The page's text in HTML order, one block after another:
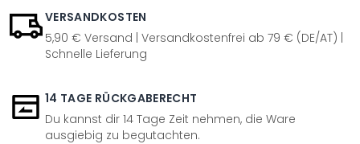
VERSANDKOSTEN
5,90 € Versand | Versandkostenfrei ab 79 € (DE/AT) |
Schnelle Lieferung
14 TAGE RÜCKGABERECHT
Du kannst dir 14 Tage Zeit nehmen, die Ware
ausgiebig zu begutachten.